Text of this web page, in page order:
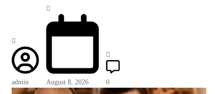
admin August 8, 2026 0